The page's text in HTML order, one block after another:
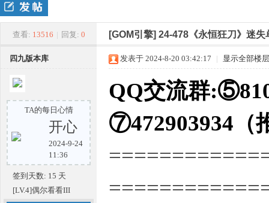
九
» ›
查看: 13516 | 回复: 0 [GOM引擎] 24-478《永恒狂刀》迷
四九版本库
TA的每日心情
开心
2024-9-24
11:36
签到天数: 15 天
[LV.4]偶尔看看III
发表于 2024-8-20 03:42:17 | 显示全部楼层
QQ交流群
⑦472903934（